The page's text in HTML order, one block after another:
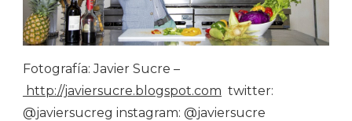
Fotografía: Javier Sucre –
http://javiersucre.blogspot.com twitter:
@javiersucreg instagram: @javiersucre